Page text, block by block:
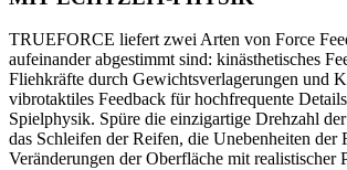
TRUEFORCE liefert zwei Arten von Force
aufeinander abgestimmt sind: kinästhetisches
Fliehkräfte durch Gewichtsverlagerungen und
vibrotaktiles Feedback für hochfrequente
Spielphysik. Spüre die einzigartige Drehzahl
das Schleifen der Reifen, die Unebenheiten der
Veränderungen der Oberfläche mit realistischer